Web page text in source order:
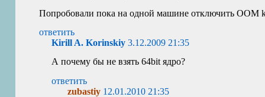
Попробовали пока на одной машине отключитьOOM
ответить
Kirill A. Korinskiy 3.12.2009 21:35
А почему бы не взять 64bit ядро?
ответить
zubastiy 12.01.2010 21:35